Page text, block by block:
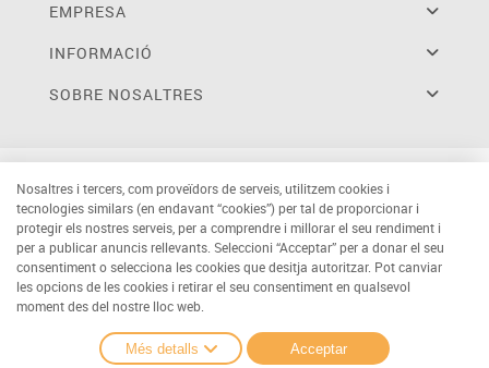
EMPRESA
INFORMACIÓ
SOBRE NOSALTRES
Nosaltres i tercers, com proveïdors de serveis, utilitzem cookies i
tecnologies similars (en endavant “cookies”) per tal de proporcionar i
protegir els nostres serveis, per a comprendre i millorar el seu rendiment i
per a publicar anuncis rellevants. Seleccioni “Acceptar” per a donar el seu
consentiment o selecciona les cookies que desitja autoritzar. Pot canviar
les opcions de les cookies i retirar el seu consentiment en qualsevol
moment des del nostre lloc web.
Més detalls Acceptar